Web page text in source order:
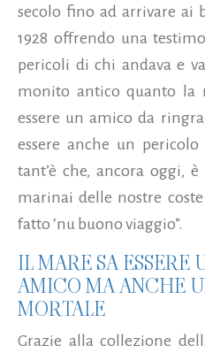
secolo fino ad arrivare ai
1928 offrendo una
pericoli di chi andava e
monito antico quanto la
essere un amico da
essere anche un
tant’è che, ancora oggi,
marinai delle nostre
fatto ‘nu buono viaggio”.
IL MARE SA ESSERE
AMICO MA ANCHE
MORTALE
Grazie alla collezione